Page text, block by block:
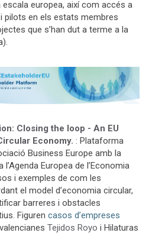
escala europea, així com accés a
pilots en els estats membres
que s’han dut a terme a la
Closing the loop - An EU
Economy. : Plataforma
Business Europe amb la
Europea de l’Economia
i exemples de com les
el model d’economia circular,
barreres i obstacles
Figuren casos d’empreses
Tejidos Royo i Hilaturas